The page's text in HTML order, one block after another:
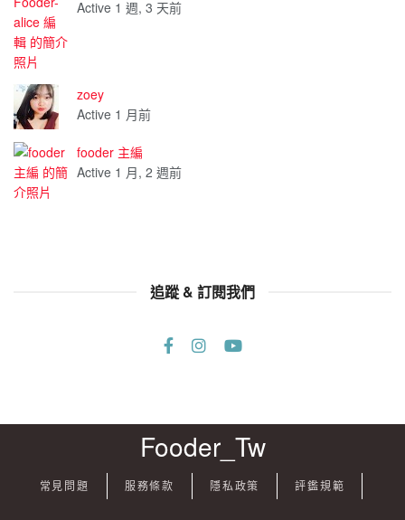
Active 1 週, 3 天前
zoey
Active 1 月前
fooder 主編
Active 1 月, 2 週前
追蹤 & 訂閱我們
Fooder_Tw
常見問題 服務條款 隱私政策 評鑑規範